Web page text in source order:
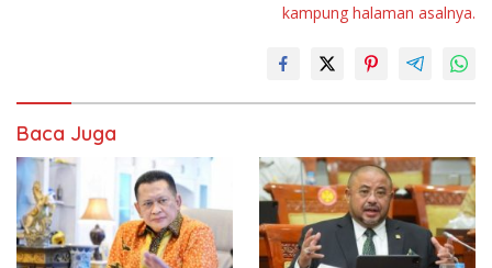
kampung halaman asalnya.
Baca Juga